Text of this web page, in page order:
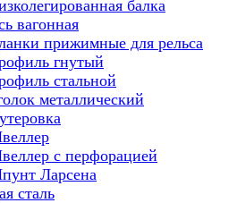
балка
вагонная
прижимные для рельса
гнутый
стальной
металлический
с перфорацией
Ларсена
сталь